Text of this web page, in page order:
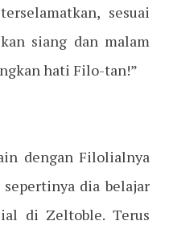
sesuai
siang dan malam
hati Filo-tan!”
dengan Filolialnya
dia belajar
di Zeltoble. Terus